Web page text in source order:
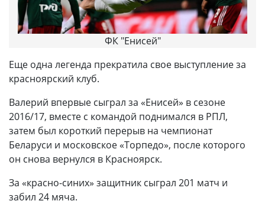
ФК "Енисей"
Еще одна легенда прекратила свое выступление за
красноярский клуб.
Валерий впервые сыграл за «Енисей» в сезоне
2016/17, вместе с командой поднимался в РПЛ,
затем был короткий перерыв на чемпионат
Беларуси и московское «Торпедо», после которого
он снова вернулся в Красноярск.
За «красно-синих» защитник сыграл 201 матч и
забил 24 мяча.